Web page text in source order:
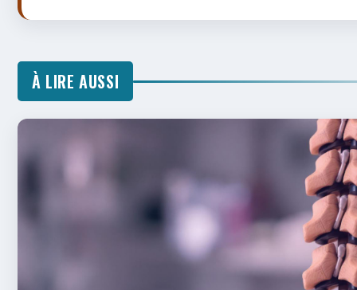
À LIRE AUSSI